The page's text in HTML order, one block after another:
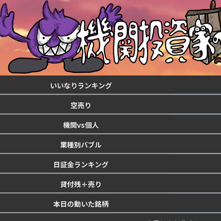
いいなりランキング
空売り
機関vs個人
業種別バブル
日証金ランキング
貸付残＋売り
本日の動いた銘柄